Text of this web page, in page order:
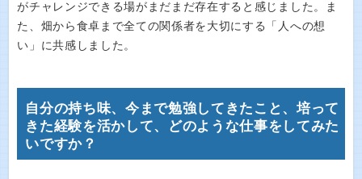
がチャレンジできる場がまだまだ存在すると感じました。ま
た、畑から食卓まで全ての関係者を大切にする「人への想
い」に共感しました。
自分の持ち味、今まで勉強してきたこと、培って
きた経験を活かして、どのような仕事をしてみた
いですか？